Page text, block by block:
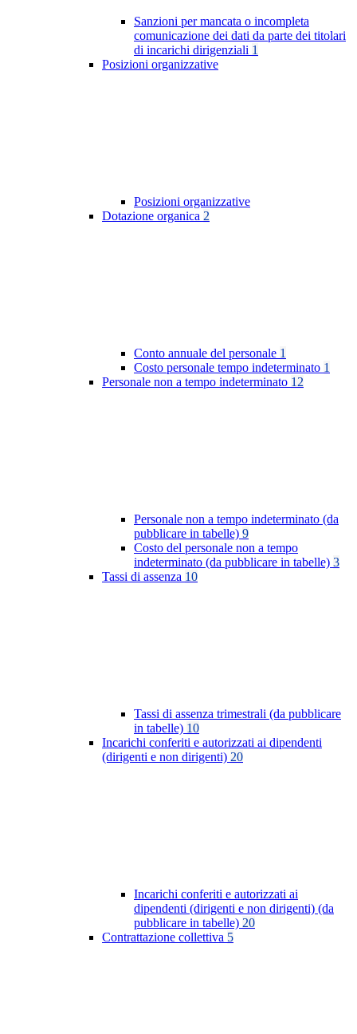
Sanzioni per mancata o incompleta
comunicazione dei dati da parte dei titolari
di incarichi dirigenziali 1
Posizioni organizzative
Posizioni organizzative
Dotazione organica 2
Conto annuale del personale 1
Costo personale tempo indeterminato 1
Personale non a tempo indeterminato 12
Personale non a tempo indeterminato (da
pubblicare in tabelle) 9
Costo del personale non a tempo
indeterminato (da pubblicare in tabelle) 3
Tassi di assenza 10
Tassi di assenza trimestrali (da pubblicare
in tabelle) 10
Incarichi conferiti e autorizzati ai dipendenti
(dirigenti e non dirigenti) 20
Incarichi conferiti e autorizzati ai
dipendenti (dirigenti e non dirigenti) (da
pubblicare in tabelle) 20
Contrattazione collettiva 5